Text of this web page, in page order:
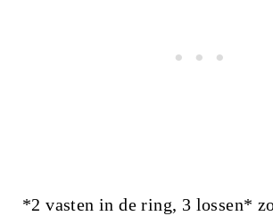
*2 vasten in de ring, 3 lossen*